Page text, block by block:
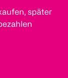
später